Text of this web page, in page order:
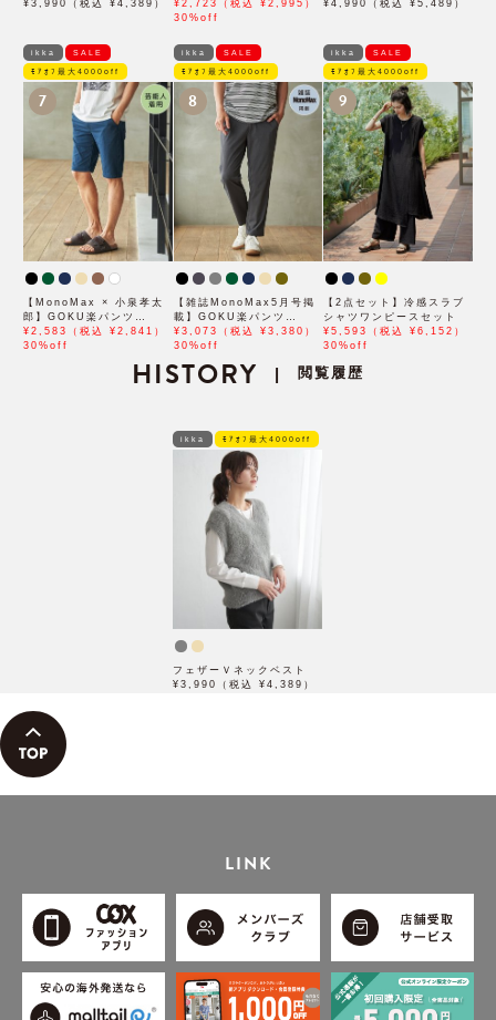
ケット
¥3,990（税込 ¥4,389）
ーハーフパンツ「小泉孝太
郎さん着用モデル」
¥2,723（税込 ¥2,995）
30%off
¥4,990（税込 ¥5,489）
ikka SALE
ﾓｱｵﾌ最大4000off
7
【MonoMax × 小泉孝太
郎】GOKU楽パンツ
EASY STRETCH 冷感
5Pショート「小泉孝太郎
¥2,583（税込 ¥2,841）
30%off
ikka SALE
ﾓｱｵﾌ最大4000off
8
【雑誌MonoMax5月号掲
載】GOKU楽パンツ
EASY STRETCH 冷感ア
ンクル【接触冷感】「小泉
¥3,073（税込 ¥3,380）
30%off
ikka SALE
ﾓｱｵﾌ最大4000off
9
【2点セット】冷感スラブ
シャツワンピースセット
¥5,593（税込 ¥6,152）
30%off
HISTORY | 閲覧履歴
ikka ﾓｱｵﾌ最大4000off
フェザーＶネックベスト
¥3,990（税込 ¥4,389）
LINK